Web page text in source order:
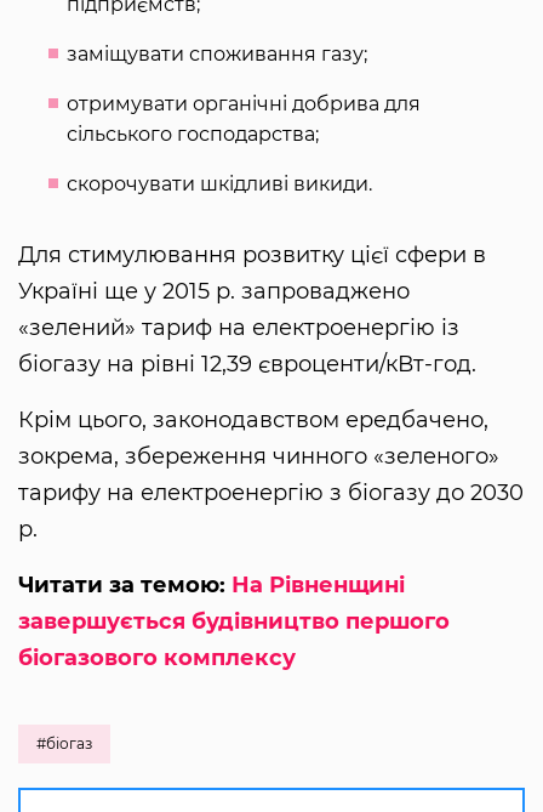
заміщувати споживання газу;
отримувати органічні добрива для
сільського господарства;
скорочувати шкідливі викиди.
Для стимулювання розвитку цієї сфери в
Україні ще у 2015 р. запроваджено
«зелений» тариф на електроенергію із
біогазу на рівні 12,39 євроценти/кВт-год.
Крім цього, законодавством ередбачено,
зокрема, збереження чинного «зеленого»
тарифу на електроенергію з біогазу до 2030
р.
Читати за темою: На Рівненщині
завершується будівництво першого
біогазового комплексу
#біогаз